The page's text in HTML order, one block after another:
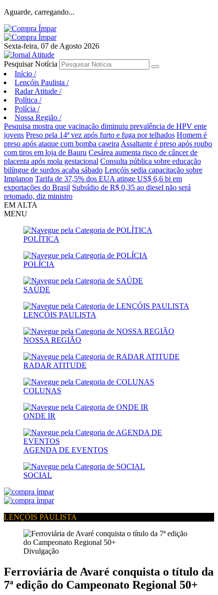
Aguarde, carregando...
Sexta-feira, 07 de Agosto 2026
Pesquisar Notícia
Início /
Lençóis Paulista /
Radar Atitude /
Política /
Polícia /
Nossa Região /
Pesquisa mostra que vacinação diminuiu prevalência de HPV ente
jovens Preso pela 14ª vez após furto e fuga por telhados Homem é
preso após ataque com bomba caseira Assaltante é preso após roubo
com tiros em loja de Bauru Cesárea aumenta risco de câncer de
placenta após mola gestacional Consulta pública sobre educação
bilíngue de surdos acaba sábado Lençóis sedia capacitação sobre
Implanon Tarifa de 37,5% dos EUA atinge US$ 6,6 bi em
exportações do Brasil Subsídio de R$ 0,35 ao diesel não será
retomado, diz ministro
EM ALTA
MENU
POLÍTICA
POLÍCIA
SAÚDE
LENÇÓIS PAULISTA
NOSSA REGIÃO
RADAR ATITUDE
COLUNAS
ONDE IR
AGENDA DE EVENTOS
SOCIAL
LENÇÓIS PAULISTA
Divulgação
Ferroviária de Avaré conquista o título da
7ª edição do Campeonato Regional 50+